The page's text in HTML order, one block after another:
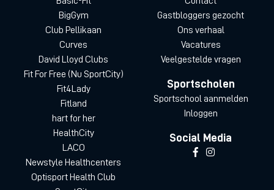
BigGym
Club Pellikaan
Curves
David Lloyd Clubs
Fit For Free (Nu SportCity)
Fit4Lady
Fitland
hart for her
HealthCity
LACO
Newstyle Healthcenters
Optisport Health Club
Gastbloggers gezocht
Ons verhaal
Vacatures
Veelgestelde vragen
Sportscholen
Sportschool aanmelden
Inloggen
Social Media